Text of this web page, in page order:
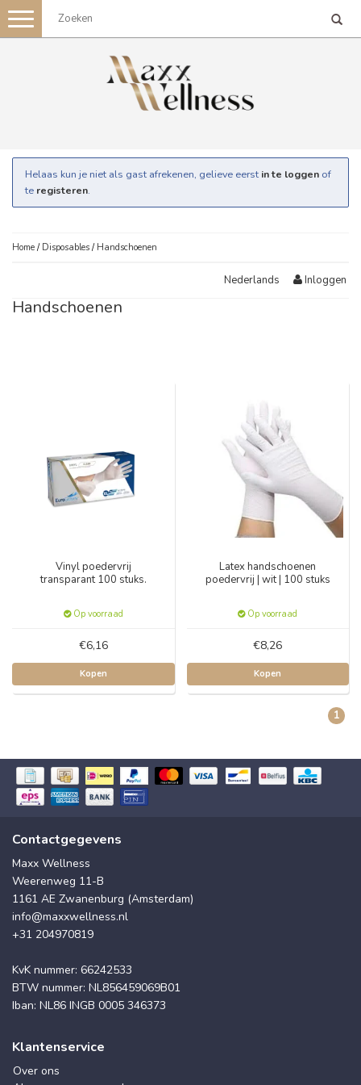
Toggle
navigation
Helaas kun je niet als gast afrekenen, gelieve eerst in te loggen of
te registeren.
Home / Disposables / Handschoenen
Nederlands Inloggen
Handschoenen
Vinyl poedervrij
transparant 100 stuks.
Op voorraad
€6,16
Kopen
Latex handschoenen
poedervrij | wit | 100 stuks
Op voorraad
€8,26
Kopen
1
Contactgegevens
Maxx Wellness
Weerenweg 11-B
1161 AE Zwanenburg (Amsterdam)
info@maxxwellness.nl
+31 204970819
KvK nummer: 66242533
BTW nummer: NL856459069B01
Iban: NL86 INGB 0005 346373
Klantenservice
Over ons